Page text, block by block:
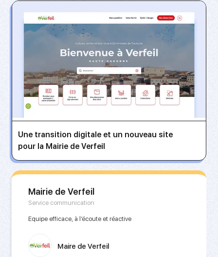
Une transition digitale et un nouveau site
pour la Mairie de Verfeil
Mairie de Verfeil
Service communication
Equipe efficace, à l’écoute et réactive
Maire de Verfeil